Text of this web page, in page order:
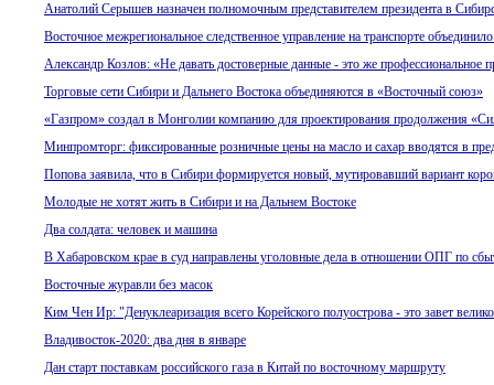
Анатолий Серышев назначен полномочным представителем президента в
Восточное межрегиональное следственное управление на транспорте
Александр Козлов: «Не давать достоверные данные - это же профессиональное
Торговые сети Сибири и Дальнего Востока объединяются в «Восточный союз»
«Газпром» создал в Монголии компанию для проектирования продолжения
Минпромторг: фиксированные розничные цены на масло и сахар вводятся в
Попова заявила, что в Сибири формируется новый, мутировавший вариант
Молодые не хотят жить в Сибири и на Дальнем Востоке
Два солдата: человек и машина
В Хабаровском крае в суд направлены уголовные дела в отношении ОПГ по
Восточные журавли без масок
Ким Чен Ир: "Денуклеаризация всего Корейского полуострова - это завет
Владивосток-2020: два дня в январе
Дан старт поставкам российского газа в Китай по восточному маршруту